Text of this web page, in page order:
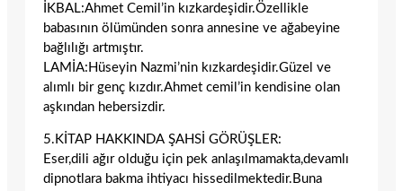
İKBAL:Ahmet Cemil’in kızkardeşidir.Özellikle
babasının ölümünden sonra annesine ve ağabeyine
bağlılığı artmıştır.
LAMİA:Hüseyin Nazmi’nin kızkardeşidir.Güzel ve
alımlı bir genç kızdır.Ahmet cemil’in kendisine olan
aşkından hebersizdir.
5.KİTAP HAKKINDA ŞAHSİ GÖRÜŞLER:
Eser,dili ağır olduğu için pek anlaşılmamakta,devamlı
dipnotlara bakma ihtiyacı hissedilmektedir.Buna